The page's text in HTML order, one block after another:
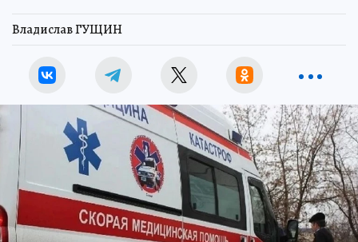
Владислав ГУЩИН